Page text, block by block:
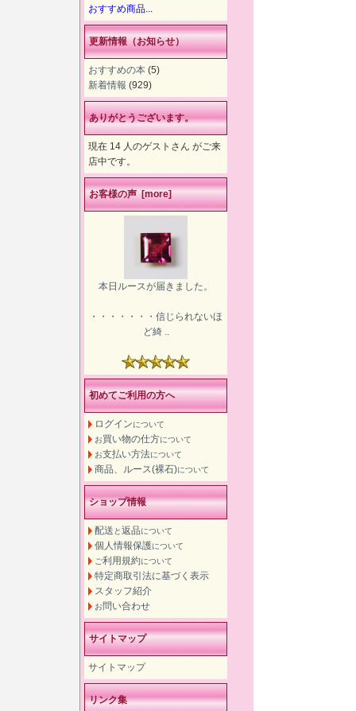
おすすめ商品...
更新情報（お知らせ）
おすすめの本 (5)
新着情報 (929)
ありがとうございます。
現在 14 人のゲストさん がご来
店中です。
お客様の声 [more]
本日ルースが届きました。
・・・・・・・信じられないほ
ど綺 ..
初めてご利用の方へ
ログインについて
お買い物の仕方について
お支払い方法について
商品、ルース(裸石)について
ショップ情報
配送 と返品について
個人情報保護について
ご利用規約について
特定商取引法に基づく表示
スタッフ紹介
お問い合わせ
サイトマップ
サイトマップ
リンク集